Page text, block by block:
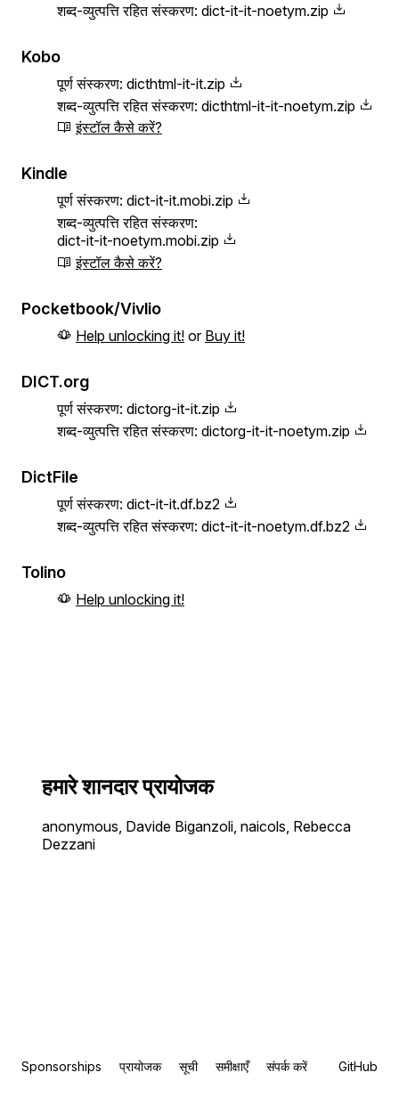
शब्द-व्युत्पत्ति रहित संस्करण: dict-it-it-noetym.zip
Kobo
पूर्ण संस्करण: dicthtml-it-it.zip
शब्द-व्युत्पत्ति रहित संस्करण: dicthtml-it-it-noetym.zip
इंस्टॉल कैसे करें?
Kindle
पूर्ण संस्करण: dict-it-it.mobi.zip
शब्द-व्युत्पत्ति रहित संस्करण:
dict-it-it-noetym.mobi.zip
इंस्टॉल कैसे करें?
Pocketbook/Vivlio
Help unlocking it! or Buy it!
DICT.org
पूर्ण संस्करण: dictorg-it-it.zip
शब्द-व्युत्पत्ति रहित संस्करण: dictorg-it-it-noetym.zip
DictFile
पूर्ण संस्करण: dict-it-it.df.bz2
शब्द-व्युत्पत्ति रहित संस्करण: dict-it-it-noetym.df.bz2
Tolino
Help unlocking it!
हमारे शानदार प्रायोजक
anonymous, Davide Biganzoli, naicols, Rebecca
Dezzani
Sponsorships प्रायोजक सूची समीक्षाएँ संपर्क करें GitHub